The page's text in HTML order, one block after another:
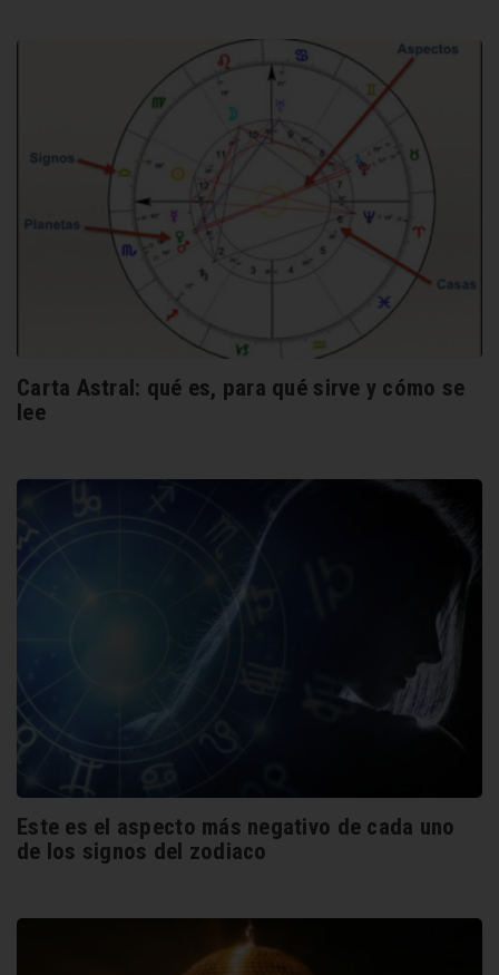
Carta Astral: qué es, para qué sirve y cómo se
lee
Este es el aspecto más negativo de cada uno
de los signos del zodiaco